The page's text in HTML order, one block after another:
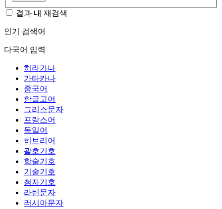
결과 내 재검색
인기 검색어
다국어 입력
히라가나
가타카나
중국어
한글고어
그리스문자
프랑스어
독일어
히브리어
괄호기호
학술기호
기술기호
첨자기호
라틴문자
러시아문자